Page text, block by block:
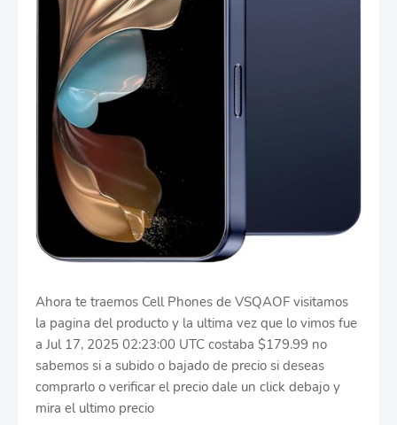
Ahora te traemos Cell Phones de VSQAOF visitamos
la pagina del producto y la ultima vez que lo vimos fue
a Jul 17, 2025 02:23:00 UTC costaba $179.99 no
sabemos si a subido o bajado de precio si deseas
comprarlo o verificar el precio dale un click debajo y
mira el ultimo precio